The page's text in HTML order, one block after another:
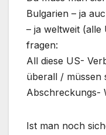
Bulgarien – ja
– ja weltweit
fragen:
All diese US-
überall / müssen
Abschreckungs-
Ist man noch